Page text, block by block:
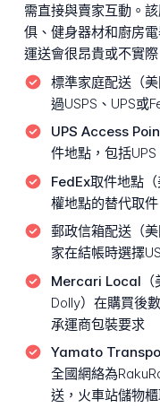
需直接與賣家互動。
俱、健身器材和廚房
運送會很昂貴或不實際
標準家庭配送（美
過USPS、UPS或
UPS Access
件地點，包括
FedEx取件地點（
權地點的替代取件
郵政信箱配送（美
家在結帳時選擇
Mercari Local（
Dolly）在購買後
承運商包裝要求
Yamato
全國網絡為
送，火車站儲物